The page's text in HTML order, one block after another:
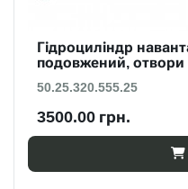
Гідроциліндр
подовжений,
50.25.320.555.25
3500.00 грн.